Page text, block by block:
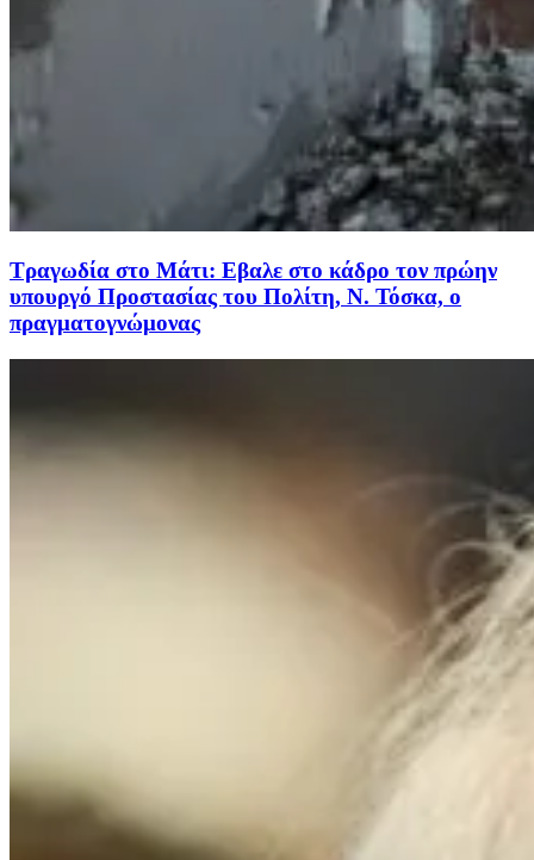
Τραγωδία στο Μάτι: Εβαλε στο κάδρο τον πρώην
υπουργό Προστασίας του Πολίτη, Ν. Τόσκα, ο
πραγματογνώμονας